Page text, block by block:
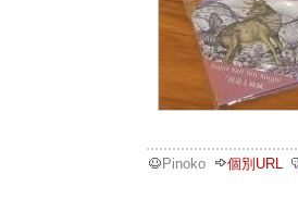
Pinoko 個別URL